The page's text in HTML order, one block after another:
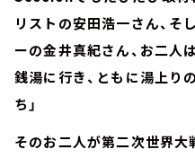
リストの安田浩一さん、そ
ーの金井真紀さん、お二人
銭湯に行き、ともに湯上り
ち」
そのお二人が第二次世界大